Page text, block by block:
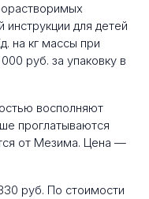
для детей
на кг массы при
руб. за упаковку в
восполняют
проглатываются
от Мезима. Цена —
руб. По стоимости